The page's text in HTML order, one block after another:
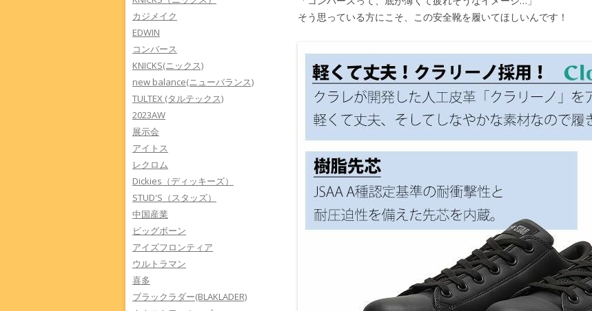
そう思っている方にこそ、この安全靴を履いてほしいんです！
カジメイク
EDWIN
コンバース
KNICKS(ニックス)
new balance(ニューバランス)
TULTEX (タルテックス)
2023AW
展示会
アイトス
レクロム
Dickies（ディッキーズ）
STUD'S（スタッズ）
中国産業
ビッグボーン
アイズフロンティア
ウルトラマン
喜多
ブラックラダー(BLAKLADER)